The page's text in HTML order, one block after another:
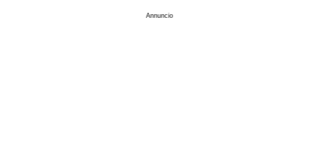
Annuncio